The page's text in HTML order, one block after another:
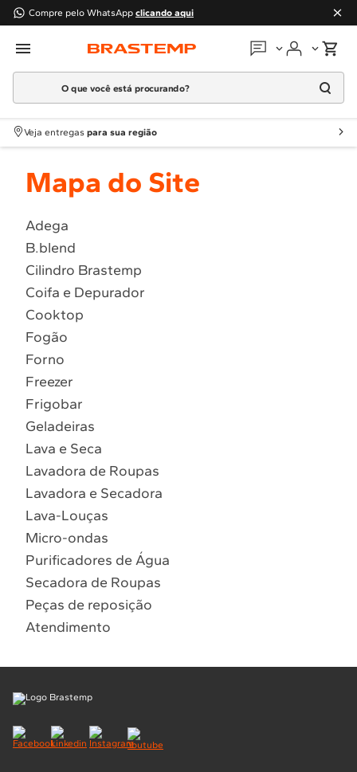
Compre pelo WhatsApp clicando aqui
Em que podemos
Atendimento Brastemp
Localizar assistência técnica
O que você está procurando?
Termos mais buscados
1º Geladeira
2
Fogao
4 º Lava Louça
5 º Cooktop
6º Microondas Brastemp
7º Forno
8º Embutir
9º Combos
Veja entregas para sua região
Mapa do Site
Adega
B.blend
Cilindro Brastemp
Coifa e Depurador
Cooktop
Fogão
Forno
Freezer
Frigobar
Geladeiras
Lava e Seca
Lavadora de Roupas
Lavadora e Secadora
Lava-Louças
Micro-ondas
Purificadores de Água
Secadora de Roupas
Peças de reposição
Atendimento